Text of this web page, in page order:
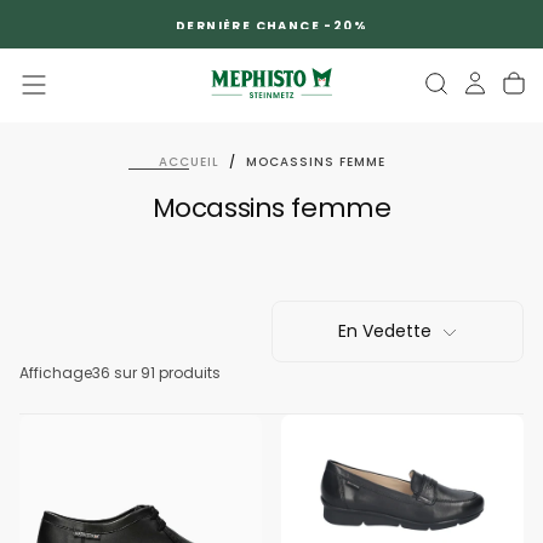
DERNIÈRE CHANCE -20%
ACCUEIL / MOCASSINS FEMME
Mocassins femme
En Vedette
Affichage36 sur 91 produits